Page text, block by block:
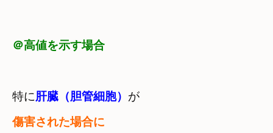
＠高値を示す場合
特に肝臓（胆管細胞） が
傷害された場合に